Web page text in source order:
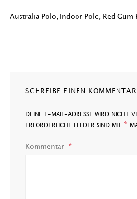
Australia Polo Indoor Polo Red Gum
SCHREIBE EINEN KOMMENTAR
DEINE E-MAIL-ADRESSE WIRD NICHT
ERFORDERLICHE FELDER SIND MIT *
Kommentar